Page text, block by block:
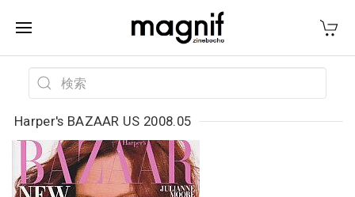
Harper's BAZAAR US 2008.05